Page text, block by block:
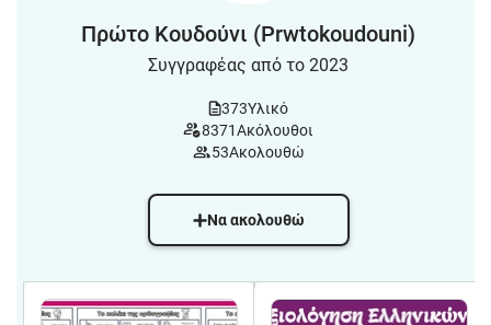
Πρώτο Κουδούνι (Prwtokoudouni)
Συγγραφέας από το 2023
373Υλικό
8371Ακόλουθοι
53Ακολουθώ
Να ακολουθώ